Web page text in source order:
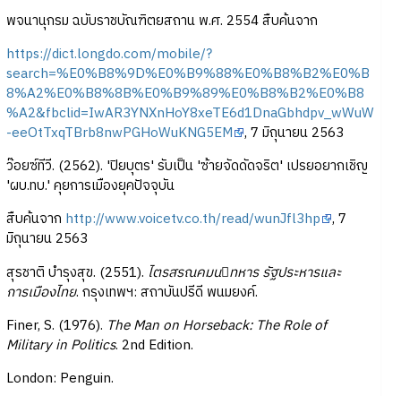
พจนานุกรม ฉบับราชบัณฑิตยสถาน พ.ศ. 2554 สืบค้นจาก
https://dict.longdo.com/mobile/?
search=%E0%B8%9D%E0%B9%88%E0%B8%B2%E0%B
8%A2%E0%B8%8B%E0%B9%89%E0%B8%B2%E0%B8
%A2&fbclid=IwAR3YNXnHoY8xeTE6d1DnaGbhdpv_wWuW
-eeOtTxqTBrb8nwPGHoWuKNG5EM , 7 มิถุนายน 2563
ว๊อยซ์ทีวี. (2562). 'ปิยบุตร' รับเป็น 'ซ้ายจัดดัดจริต' เปรยอยากเชิญ
'ผบ.ทบ.' คุยการเมืองยุคปัจจุบัน
สืบค้นจาก http://www.voicetv.co.th/read/wunJfl3hp , 7
มิถุนายน 2563
สุรชาติ บํารุงสุข. (2551). ไตรสรณคมนทหาร รัฐประหารและ
การเมืองไทย. กรุงเทพฯ: สถาบันปรีดี พนมยงค์.
Finer, S. (1976). The Man on Horseback: The Role of
Military in Politics. 2nd Edition.
London: Penguin.